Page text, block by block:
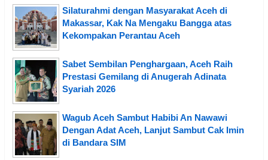
Silaturahmi dengan Masyarakat Aceh di
Makassar, Kak Na Mengaku Bangga atas
Kekompakan Perantau Aceh
Sabet Sembilan Penghargaan, Aceh Raih
Prestasi Gemilang di Anugerah Adinata
Syariah 2026
Wagub Aceh Sambut Habibi An Nawawi
Dengan Adat Aceh, Lanjut Sambut Cak Imin
di Bandara SIM